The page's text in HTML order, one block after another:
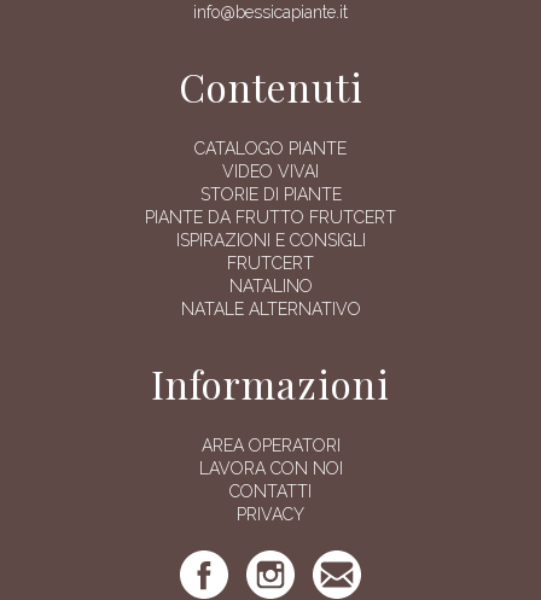
info@bessicapiante.it
Contenuti
CATALOGO PIANTE
VIDEO VIVAI
STORIE DI PIANTE
PIANTE DA FRUTTO FRUTCERT
ISPIRAZIONI E CONSIGLI
FRUTCERT
NATALINO
NATALE ALTERNATIVO
Informazioni
AREA OPERATORI
LAVORA CON NOI
CONTATTI
PRIVACY